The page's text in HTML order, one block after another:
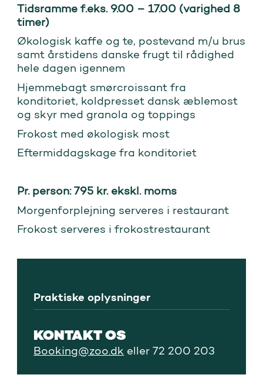
Tidsramme f.eks. 9.00 – 17.00 (varighed 8
timer)
Økologisk kaffe og te, postevand m/u brus
samt årstidens danske frugt til rådighed
hele dagen igennem
Hjemmebagt smørcroissant fra
konditoriet, koldpresset dansk æblemost
og skyr med granola og toppings
Frokost med økologisk most
Eftermiddagskage fra konditoriet
Pr. person: 795 kr. ekskl. moms
Morgenforplejning serveres i restaurant
Frokost serveres i frokostrestaurant
Praktiske oplysninger
KONTAKT OS
Booking@zoo.dk eller 72 200 203